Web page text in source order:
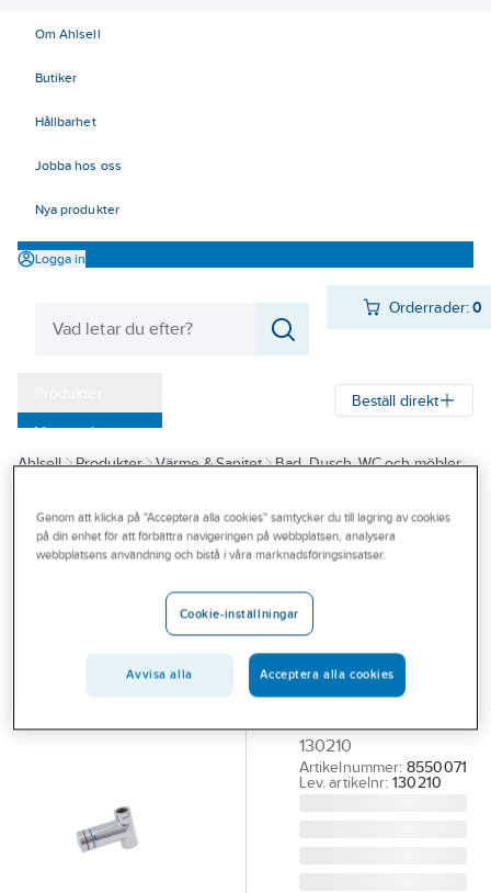
Om Ahlsell
Butiker
Hållbarhet
Jobba hos oss
Nya produkter
Logga in
Orderrader:0
Varumärken
Kampanjer
Outlet
Branscher
Beställ direkt
Ahlsell Produkter Värme & Sanitet
Bad, Dusch, WC och möbler
MORA
Duschventil
Aqua
sjävlstängande,
Mora
15 DUSCHVENTIL INV
130210
Artikelnummer: 8550071
Lev. artikelnr: 130210
Genom att klicka på "Acceptera alla cookies" samtycker du till lagring av cookies
på din enhet för att förbättra navigeringen på webbplatsen, analysera
webbplatsens användning och bistå i våra marknadsföringsinsatser.
Cookie-inställningar
Avvisa alla Acceptera alla cookies